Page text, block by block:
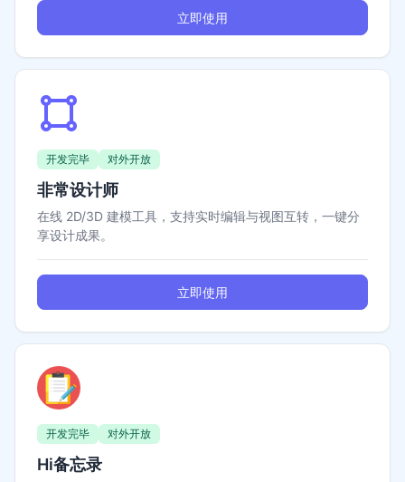
立即使用
开发完毕 对外开放
非常设计师
在线 2D/3D 建模工具，支持实时编辑与视图互转，一键分
享设计成果。
立即使用
开发完毕 对外开放
Hi备忘录